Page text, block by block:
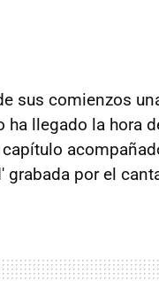
sus comienzos
llegado la hora
por el